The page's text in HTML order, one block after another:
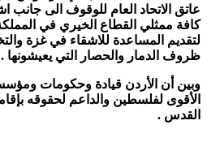
عاتق الاتحاد العام للوقوف الى جانب
كافة ممثلي القطاع الخيري في
لتقديم المساعدة للاشقاء في غزة
ظروف الدمار والحصار التي يعيشونها .
وبين أن الأردن قيادة وحكومات
الأقوى لفلسطين والداعم لحقوقه
القدس .